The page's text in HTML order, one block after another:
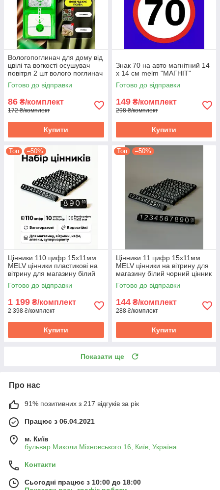
Вологопоглинач для дому від
цвілі та вогкості осушувач
повітря 2 шт волого поглинач
вологи та запаху в шафу
Готово до відправки
86 ₴/комплект
172 ₴/комплект
Купити
Знак 70 на авто магнітний 14
х 14 см melm "МАГНІТ"
Готово до відправки
149 ₴/комплект
298 ₴/комплект
Купити
Топ –50%
Цінники 110 цифр 15х11мм
MELV цінники пластикові на
вітрину для магазину білий
чорний цінник на товар
Готово до відправки
1 199 ₴/комплект
2 398 ₴/комплект
Купити
Топ –50%
Цінники 11 цифр 15х11мм
MELV цінники на вітрину для
магазину білий чорний цінник
на товар
Готово до відправки
144 ₴/комплект
288 ₴/комплект
Купити
Показати ще
Про нас
91% позитивних з 217 відгуків за рік
Працює з 06.04.2021
м. Київ
бульвар Миколи Міхновського 16, Київ, Україна
Контакти
Сьогодні працює з 10:00 до 18:00